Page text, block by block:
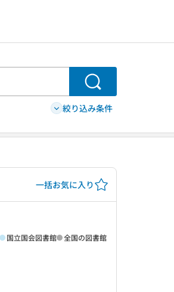
検索
絞り込み条件
一括お気に入り
国立国会図書館 全国の図書館